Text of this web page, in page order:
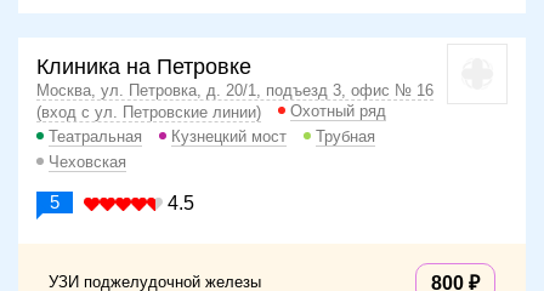
Клиника на Петровке
Москва, ул. Петровка, д. 20/1, подъезд 3, офис № 16
(вход с ул. Петровские линии)
Охотный ряд
Театральная
Кузнецкий мост
Трубная
Чеховская
5 4.5
УЗИ поджелудочной железы 800